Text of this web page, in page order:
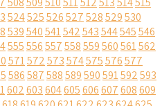
524525526527528529530
539540541542543544545546
555556557558559560561562
571572573574575576577
586587588589590591592593
602603604605606607608609